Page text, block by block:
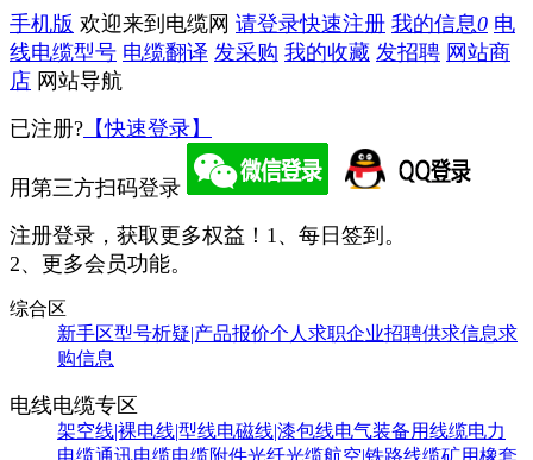
手机版 欢迎来到电缆网 请登录快速注册 我的信息0 电
线电缆型号 电缆翻译 发采购 我的收藏 发招聘 网站商
店 网站导航
已注册? 【快速登录】
用第三方扫码登录
注册登录，获取更多权益！ 1、每日签到。
2、更多会员功能。
综合区
新手区型号析疑|产品报价个人求职企业招聘供求信息求
购信息
电线电缆专区
架空线|裸电线|型线电磁线|漆包线电气装备用线缆电力
电缆通讯电缆电缆附件光纤光缆航空|铁路线缆矿用橡套